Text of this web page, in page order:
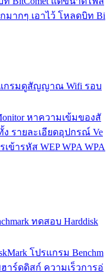
มากๆ เอาไว้ โหลดบิท Bi
แกรมดูสัญญาณ Wifi รอบ
หาความเข้มของสั
รายละเอียดอุปกรณ์ Ve
ารหัส WEP WPA WPA
ทดสอบ Harddisk
โปรแกรม Benchm
าร์ดดิสก์ ความเร็วการอ่